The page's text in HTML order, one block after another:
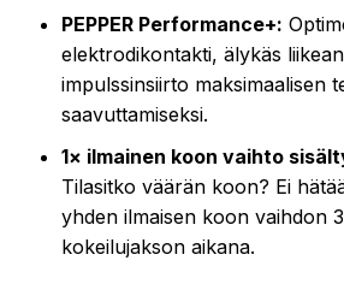
PEPPER Performance+:
elektrodikontakti, älykäs
impulssinsiirto maksimaalisen
saavuttamiseksi.
1× ilmainen koon vaihto
Tilasitko väärän koon? Ei
yhden ilmaisen koon vaihdon
kokeilujakson aikana.